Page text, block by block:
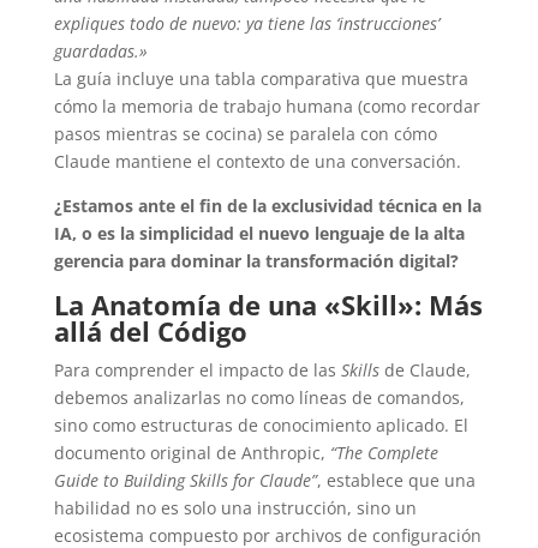
expliques todo de nuevo: ya tiene las ‘instrucciones’
guardadas.»
La guía incluye una tabla comparativa que muestra
cómo la memoria de trabajo humana (como recordar
pasos mientras se cocina) se paralela con cómo
Claude mantiene el contexto de una conversación.
¿Estamos ante el fin de la exclusividad técnica en la
IA, o es la simplicidad el nuevo lenguaje de la alta
gerencia para dominar la transformación digital?
La Anatomía de una «Skill»: Más
allá del Código
Para comprender el impacto de las Skillsde Claude,
debemos analizarlas no como líneas de comandos,
sino como estructuras de conocimiento aplicado. El
documento original de Anthropic, “The Complete
Guide to Building Skills for Claude”, establece que una
habilidad no es solo una instrucción, sino un
ecosistema compuesto por archivos de configuración